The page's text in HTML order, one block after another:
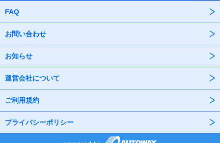
FAQ
お問い合わせ
お知らせ
運営会社について
ご利用規約
プライバシーポリシー